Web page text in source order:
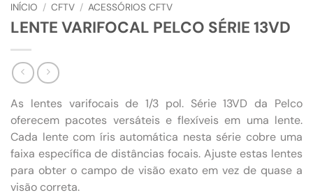
INÍCIO / CFTV / ACESSÓRIOS CFTV
LENTE VARIFOCAL PELCO SÉRIE 13VD
As lentes varifocais de 1/3 pol. Série 13VD da Pelco
oferecem pacotes versáteis e flexíveis em uma lente.
Cada lente com íris automática nesta série cobre uma
faixa específica de distâncias focais. Ajuste estas lentes
para obter o campo de visão exato em vez de quase a
visão correta.